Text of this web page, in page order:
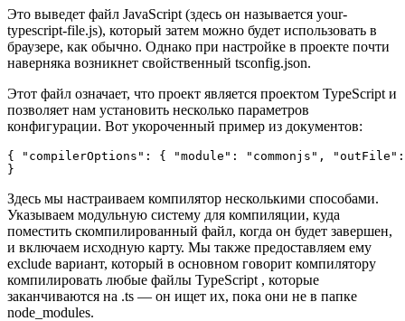
Это выведет файл JavaScript (здесь он называется your-
typescript-file.js), который затем можно будет использовать в
браузере, как обычно. Однако при настройке в проекте почти
наверняка возникнет свойственный tsconfig.json.
Этот файл означает, что проект является проектом TypeScript и
позволяет нам установить несколько параметров
конфигурации. Вот укороченный пример из документов:
{ "compilerOptions": { "module": "commonjs",
Здесь мы настраиваем компилятор несколькими способами.
Указываем модульную систему для компиляции, куда
поместить скомпилированный файл, когда он будет завершен,
и включаем исходную карту. Мы также предоставляем ему
exclude вариант, который в основном говорит компилятору
компилировать любые файлы TypeScript , которые
заканчиваются на .ts — он ищет их, пока они не в папке
node_modules.